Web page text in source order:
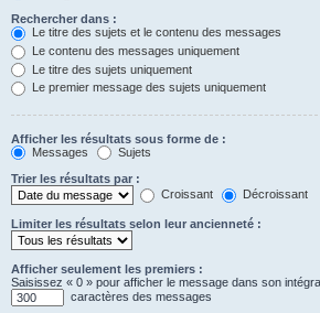
Rechercher dans :
Le titre des sujets et le contenu des messages
Le contenu des messages uniquement
Le titre des sujets uniquement
Le premier message des sujets uniquement
Afficher les résultats sous forme de :
Messages
Sujets
Trier les résultats par :
Croissant
Décroissant
Limiter les résultats selon leur ancienneté :
Afficher seulement les premiers :
Saisissez « 0 » pour afficher le message dans son
caractères des messages